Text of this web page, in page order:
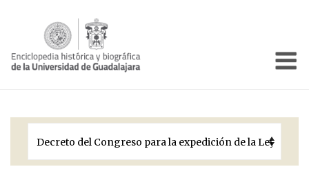
Períodos Históricos